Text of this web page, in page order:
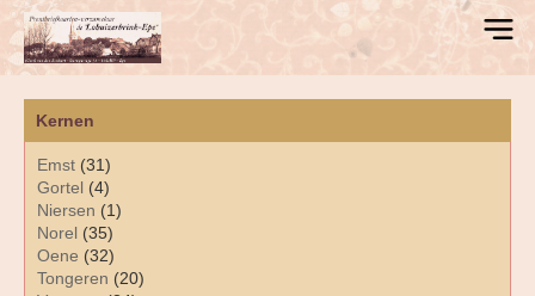
Kernen
Emst (31)
Gortel (4)
Niersen (1)
Norel (35)
Oene (32)
Tongeren (20)